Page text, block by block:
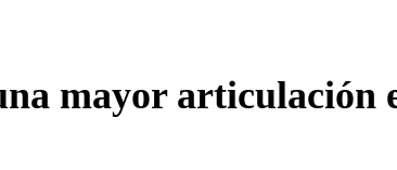
mayor articulación